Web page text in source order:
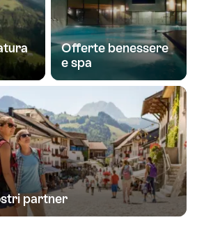
Offerte benessere
e spa
partner